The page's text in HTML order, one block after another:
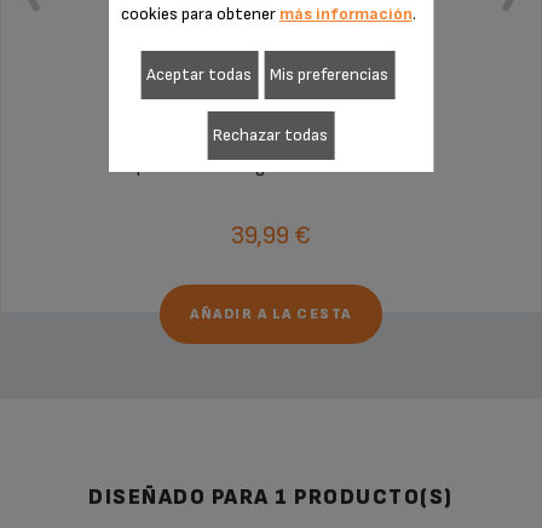
Sin factura ni sorpresas
¡Extensión de la garantía de 6 meses!
39,99 €
AÑADIR A LA CESTA
DISEÑADO PARA 1 PRODUCTO(S)
cookies para obtener más información.
Aceptar todas Mis preferencias
Rechazar todas